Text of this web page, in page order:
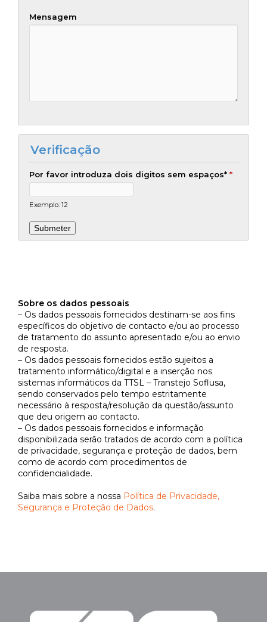
Mensagem
Verificação
Por favor introduza dois digitos sem espaços* *
Exemplo: 12
Sobre os dados pessoais
– Os dados pessoais fornecidos destinam-se aos fins
específicos do objetivo de contacto e/ou ao processo
de tratamento do assunto apresentado e/ou ao envio
de resposta.
– Os dados pessoais fornecidos estão sujeitos a
tratamento informático/digital e a inserção nos
sistemas informáticos da TTSL – Transtejo Soflusa,
sendo conservados pelo tempo estritamente
necessário à resposta/resolução da questão/assunto
que deu origem ao contacto.
– Os dados pessoais fornecidos e informação
disponibilizada serão tratados de acordo com a política
de privacidade, segurança e proteção de dados, bem
como de acordo com procedimentos de
confidencialidade.
Saiba mais sobre a nossa Política de Privacidade,
Segurança e Proteção de Dados.